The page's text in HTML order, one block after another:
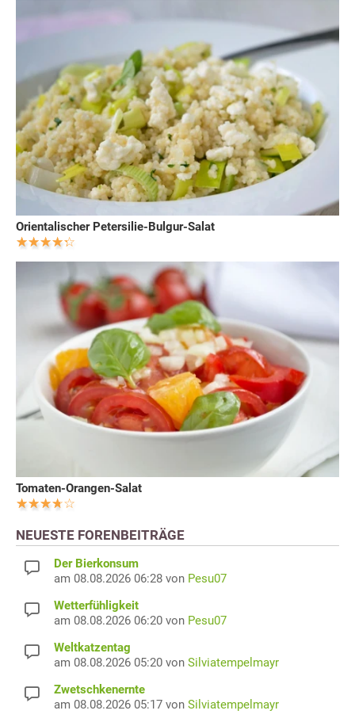
Orientalischer Petersilie-Bulgur-Salat
Tomaten-Orangen-Salat
NEUESTE FORENBEITRÄGE
Der Bierkonsum
am 08.08.2026 06:28 von Pesu07
Wetterfühligkeit
am 08.08.2026 06:20 von Pesu07
Weltkatzentag
am 08.08.2026 05:20 von Silviatempelmayr
Zwetschkenernte
am 08.08.2026 05:17 von Silviatempelmayr